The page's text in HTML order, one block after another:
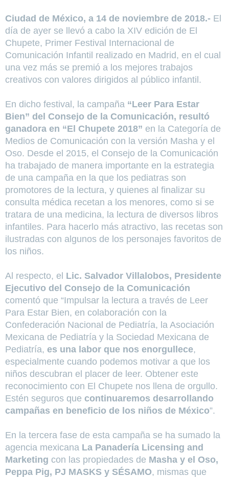
Ciudad de México, a 14 de noviembre de 2018.- El
día de ayer se llevó a cabo la XIV edición de El
Chupete, Primer Festival Internacional de
Comunicación Infantil realizado en Madrid, en el cual
una vez más se premió a los mejores trabajos
creativos con valores dirigidos al público infantil.
En dicho festival, la campaña “Leer Para Estar
Bien” del Consejo de la Comunicación, resultó
ganadora en “El Chupete 2018” en la Categoría de
Medios de Comunicación con la versión Masha y el
Oso. Desde el 2015, el Consejo de la Comunicación
ha trabajado de manera importante en la estrategia
de una campaña en la que los pediatras son
promotores de la lectura, y quienes al finalizar su
consulta médica recetan a los menores, como si se
tratara de una medicina, la lectura de diversos libros
infantiles. Para hacerlo más atractivo, las recetas son
ilustradas con algunos de los personajes favoritos de
los niños.
Al respecto, el Lic. Salvador Villalobos, Presidente
Ejecutivo del Consejo de la Comunicación
comentó que “Impulsar la lectura a través de Leer
Para Estar Bien, en colaboración con la
Confederación Nacional de Pediatría, la Asociación
Mexicana de Pediatría y la Sociedad Mexicana de
Pediatría, es una labor que nos enorgullece,
especialmente cuando podemos motivar a que los
niños descubran el placer de leer. Obtener este
reconocimiento con El Chupete nos llena de orgullo.
Estén seguros que continuaremos desarrollando
campañas en beneficio de los niños de México”.
En la tercera fase de esta campaña se ha sumado la
agencia mexicana La Panadería Licensing and
Marketing con las propiedades de Masha y el Oso,
Peppa Pig, PJ MASKS y SÉSAMO, mismas que